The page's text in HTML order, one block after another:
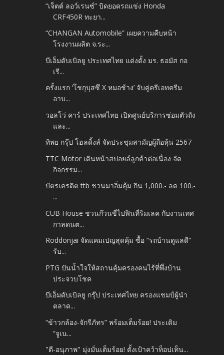
“เจ็ตต์ ลอว์เรนซ์” บิดยอดรถแข่ง Honda
CRF450R ทะยา...
“CHANGAN Automobile” เผยความคืบหน้า
โรงงานผลิต จ.ระ...
บีเอ็มดับเบิลยู ประเทศไทย แต่งตั้ง มร. ธอมัส กอ
เรี...
ครั้งแรก ‘โชกุบุสซึ X หมอช้าง’ จับคู่ครีเอทครีม
อาบ...
วอลโว่ คาร์ ประเทศไทย เปิดศูนย์บริการซ่อมตัวถัง
และ...
ทิพย กรุ๊ป โฮลดิ้งส์ จัดประชุมสามัญผู้ถือหุ้น 2567
TTC Motor เดินหน้าสปอยล์ลูกค้าต่อเนื่อง จัด
กิจกรรม...
บัตรเครดิต ttb ชวนมาอิ่มคุ้ม กิน 1,000.- ลด 100.-
...
CUB House ชวนก๊วนขี่ไปฟินที่ริมเลค กับงานเทศ
กาลดนต...
Roddonjai จัดแคมเปญสุดคุ้ม ซื้อ “รถบ้านดูแลดี”
รับ...
PTG ปันน้ำใจให้สถานคุ้มครองคนไร้ที่พึ่งบ้าน
ประจวบโชค
บีเอ็มดับเบิลยู กรุ๊ป ประเทศไทย ครองแชมป์ผู้นำ
ตลาด...
“ข้าวกล้อง-จักรีภัทร” พร้อมเต็มร้อย! ประเดิม
“จูเน...
"ตี-อนุภาพ" มุ่งมั่นเต็มร้อย! ตั้งเป้าคว้าท็อปเท็น...